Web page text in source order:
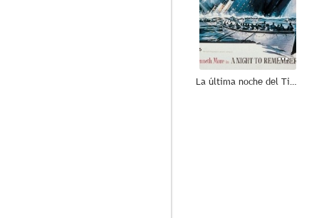
La última noche del Titanic